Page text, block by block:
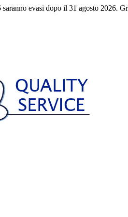
evasi dopo il 31 agosto 2026.